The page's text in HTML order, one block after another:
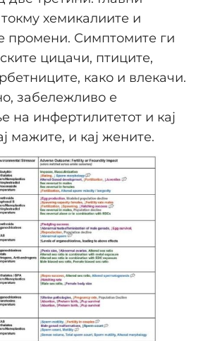
хемикалиите и
промени. Симптомите ги
цицачи, птиците,
како и влекачи.
забележливо е
на инфертилитетот и кај
мажите, и кај жените.